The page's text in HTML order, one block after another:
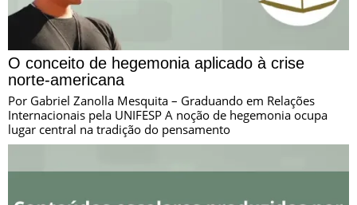
O conceito de hegemonia aplicado à crise
norte-americana
Por Gabriel Zanolla Mesquita – Graduando em Relações
Internacionais pela UNIFESP A noção de hegemonia ocupa
lugar central na tradição do pensamento